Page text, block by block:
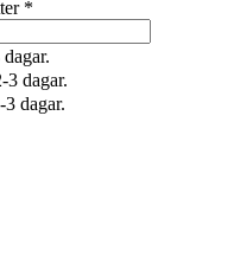
*
dagar.
dagar.